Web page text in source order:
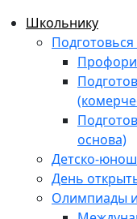
Школьнику
основа)
Детско-
День
Олимпиады